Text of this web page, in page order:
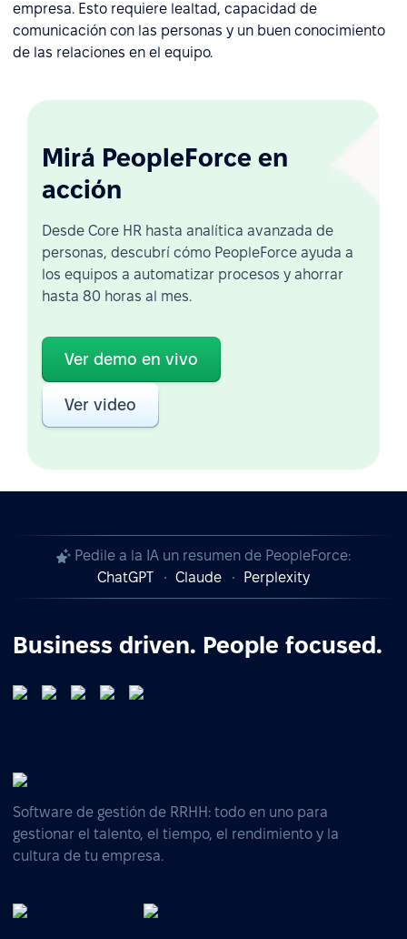
empresa. Esto requiere lealtad, capacidad de
comunicación con las personas y un buen conocimiento
de las relaciones en el equipo.
Mirá PeopleForce en
acción
Desde Core HR hasta analítica avanzada de
personas, descubrí cómo PeopleForce ayuda a
los equipos a automatizar procesos y ahorrar
hasta 80 horas al mes.
Ver demo en vivo
Ver video
Pedile a la IA un resumen de PeopleForce:
ChatGPT
Claude Perplexity
Business driven. People focused.
Software de gestión de RRHH: todo en uno para
gestionar el talento, el tiempo, el rendimiento y la
cultura de tu empresa.